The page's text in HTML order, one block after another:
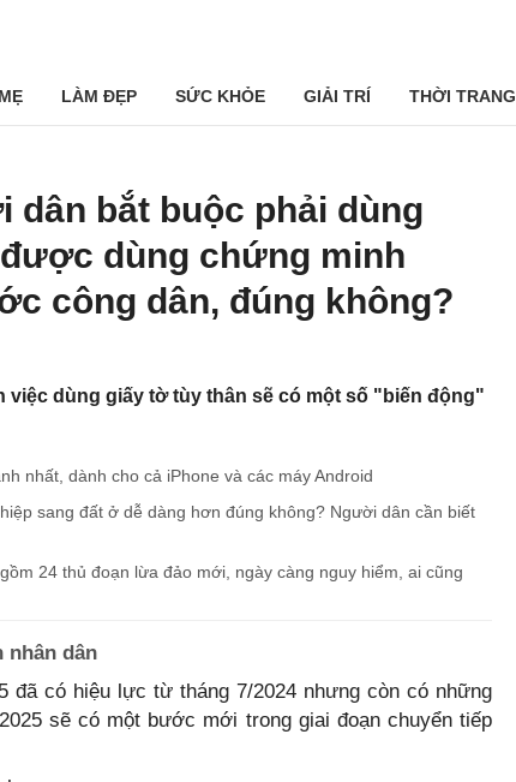
LÀM ĐẸP SỨC KHỎE GIẢI TRÍ THỜI TRANG
dân bắt buộc phải dùng
dùng chứng minh
công dân, đúng không?
việc dùng giấy tờ tùy thân sẽ có một số "biến động"
nhất, dành cho cả iPhone và các máy Android
sang đất ở dễ dàng hơn đúng không? Người dân cần biết
24 thủ đoạn lừa đảo mới, ngày càng nguy hiểm, ai cũng
nhân dân
đã có hiệu lực từ tháng 7/2024 nhưng còn có những
sẽ có một bước mới trong giai đoạn chuyển tiếp